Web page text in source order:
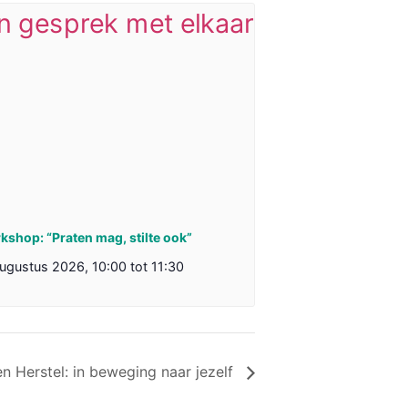
“Praten mag, stilte ook”
2026, 10:00 tot 11:30
Herstel: in beweging naar jezelf